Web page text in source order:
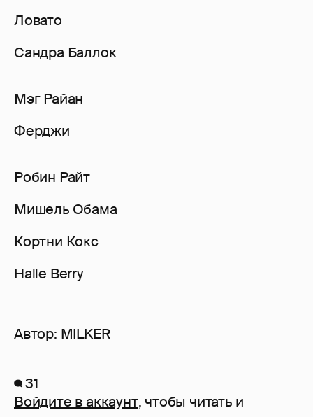
Ловато
Сандра Баллок
Мэг Райан
Ферджи
Робин Райт
Мишель Обама
Кортни Кокс
Halle Berry
Автор: MILKER
31
Войдите в аккаунт, чтобы читать и